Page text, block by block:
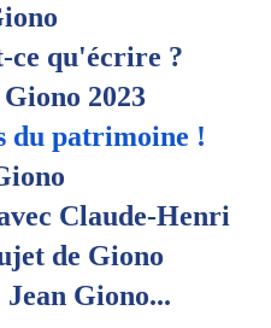
ce qu'écrire ?
2023
du patrimoine !
Claude-Henri
de Giono
Jean Giono...